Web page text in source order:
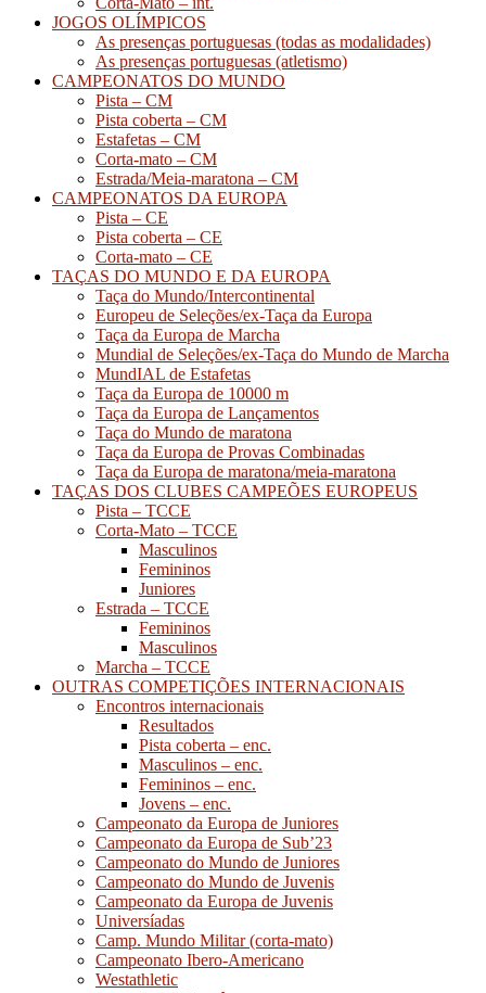
JOGOS OLÍMPICOS
As presenças portuguesas (todas as modalidades)
As presenças portuguesas (atletismo)
CAMPEONATOS DO MUNDO
Pista – CM
Pista coberta – CM
Estafetas – CM
Corta-mato – CM
Estrada/Meia-maratona – CM
CAMPEONATOS DA EUROPA
Pista – CE
Pista coberta – CE
Corta-mato – CE
TAÇAS DO MUNDO E DA EUROPA
Taça do Mundo/Intercontinental
Europeu de Seleções/ex-Taça da Europa
Taça da Europa de Marcha
Mundial de Seleções/ex-Taça do Mundo de Marcha
MundIAL de Estafetas
Taça da Europa de 10000 m
Taça da Europa de Lançamentos
Taça do Mundo de maratona
Taça da Europa de Provas Combinadas
Taça da Europa de maratona/meia-maratona
TAÇAS DOS CLUBES CAMPEÕES EUROPEUS
Pista – TCCE
Corta-Mato – TCCE
Masculinos
Femininos
Juniores
Estrada – TCCE
Femininos
Masculinos
Marcha – TCCE
OUTRAS COMPETIÇÕES INTERNACIONAIS
Encontros internacionais
Resultados
Pista coberta – enc.
Masculinos – enc.
Femininos – enc.
Jovens – enc.
Campeonato da Europa de Juniores
Campeonato da Europa de Sub’23
Campeonato do Mundo de Juniores
Campeonato do Mundo de Juvenis
Campeonato da Europa de Juvenis
Universíadas
Camp. Mundo Militar (corta-mato)
Campeonato Ibero-Americano
Westathletic